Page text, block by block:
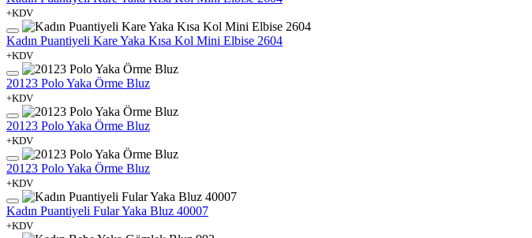
+KDV
Kadın Puantiyeli Kare Yaka Kısa Kol Mini Elbise 2604
+KDV
20123 Polo Yaka Örme Bluz
+KDV
20123 Polo Yaka Örme Bluz
+KDV
20123 Polo Yaka Örme Bluz
+KDV
Kadın Puantiyeli Fular Yaka Bluz 40007
+KDV